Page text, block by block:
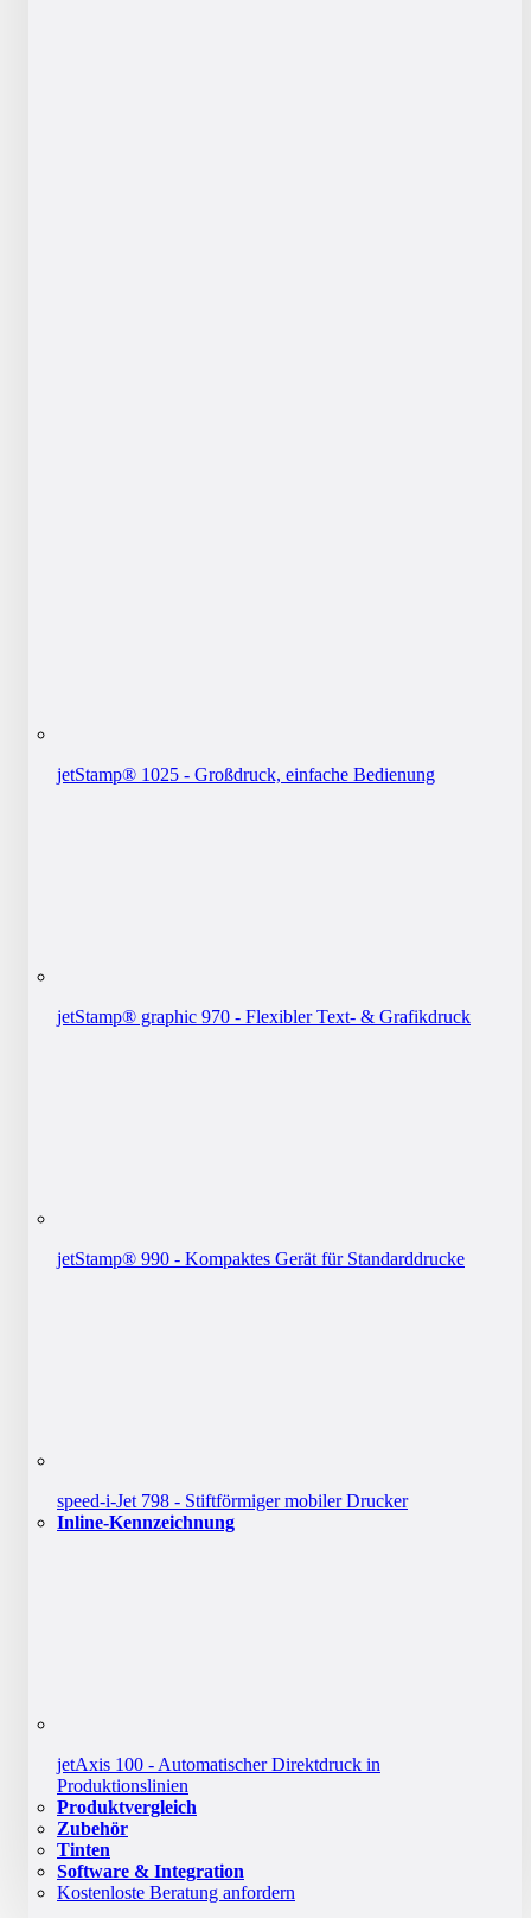
jetStamp® 1025 - Großdruck, einfache Bedienung
jetStamp® graphic 970 - Flexibler Text- & Grafikdruck
jetStamp® 990 - Kompaktes Gerät für Standarddrucke
speed-i-Jet 798 - Stiftförmiger mobiler Drucker
Inline-Kennzeichnung
jetAxis 100 - Automatischer Direktdruck in
Produktionslinien
Produktvergleich
Zubehör
Tinten
Software & Integration
Kostenloste Beratung anfordern